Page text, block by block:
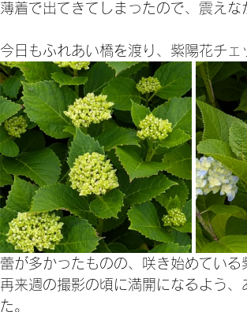
薄着で出てきてしまったので、震え
今日もふれあい橋を渡り、紫陽花チェ
蕾が多かったものの、咲き始めている
再来週の撮影の頃に満開になるよう
た。